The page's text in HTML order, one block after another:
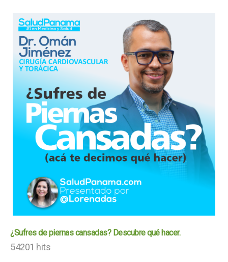
¿Sufres de piernas cansadas? Descubre qué hacer.
54201 hits